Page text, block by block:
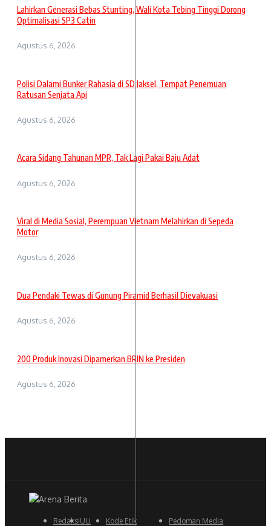
Lahirkan Generasi Bebas Stunting, Wali Kota Tebing Tinggi Dorong
Optimalisasi SP3 Catin
Agustus 6, 2026
Polisi Dalami Bunker Rahasia di SD Jaksel, Tempat Penemuan
Ratusan Senjata Api
Agustus 6, 2026
Acara Sidang Tahunan MPR, Tak Lagi Pakai Baju Adat
Agustus 6, 2026
Viral di Media Sosial, Perempuan Vietnam Melahirkan di Sepeda
Motor
Agustus 6, 2026
Dua Pendaki Tewas di Gunung Piramid Berhasil Dievakuasi
Agustus 6, 2026
200 Produk Inovasi Dipamerkan BRIN ke Presiden
Agustus 6, 2026
RedaksiUU
Kode Etik
Pedoman Media